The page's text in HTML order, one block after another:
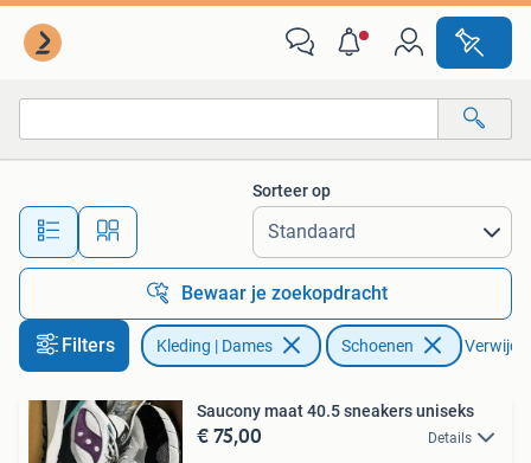
Alle afstanden…
Sorteer op
Bewaar je zoekopdracht
Filters Kleding | Dames Schoenen
Saucony maat 40.5 sneakers uniseks
€ 75,00 Details